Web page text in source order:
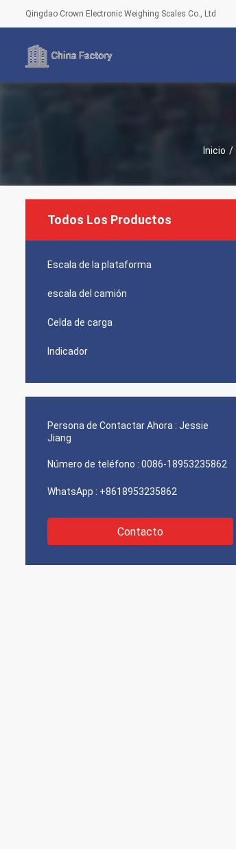
Qingdao Crown Electronic Weighing Scales Co., Ltd
Inicio /
Todos Los Productos
Escala de la plataforma
escala del camión
Celda de carga
Indicador
Persona de Contactar Ahora : Jessie
Jiang
Número de teléfono : 0086-18953235862
WhatsApp : +8618953235862
Contacto